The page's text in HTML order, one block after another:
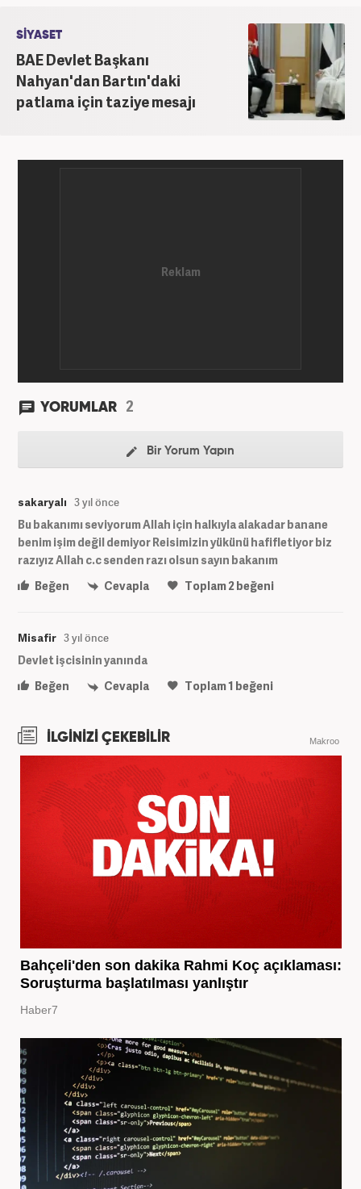
Gazetesi’nde internet haberciliğine başladı. 15
senelik kariyerinde çok sayıda gazete, haber portalı
ve televizyon bulunmaktadır. Meslek hayatına
Haber7.com’da “Gündem Editörü” olarak devam
etmektedir. Evli ve 2 çocuk annesidir.
SİYASET
BAE Devlet Başkanı
Nahyan'dan Bartın'daki
patlama için taziye mesajı
YORUMLAR 2
Bir Yorum Yapın
sakaryalı 3 yıl önce
Bu bakanımı seviyorum Allah için halkıyla alakadar banane
benim işim değil demiyor Reisimizin yükünü hafifletiyor biz
razıyız Allah c.c senden razı olsun sayın bakanım
Beğen
Cevapla Toplam2beğeni
Misafir 3 yıl önce
Devlet işcisinin yanında
Beğen
Cevapla Toplam1 beğeni
İLGİNİZİ ÇEKEBİLİR Makroo
Bahçeli'den son dakika Rahmi Koç açıklaması:
Soruşturma başlatılması yanlıştır
Haber7